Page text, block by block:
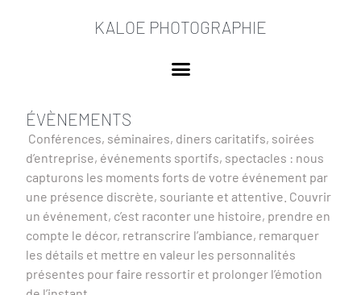
KALOE PHOTOGRAPHIE
ÉVÈNEMENTS
Conférences, séminaires, diners caritatifs, soirées
d’entreprise, événements sportifs, spectacles : nous
capturons les moments forts de votre événement par
une présence discrète, souriante et attentive. Couvrir
un événement, c’est raconter une histoire, prendre en
compte le décor, retranscrire l’ambiance, remarquer
les détails et mettre en valeur les personnalités
présentes pour faire ressortir et prolonger l’émotion